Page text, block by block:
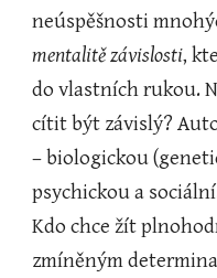
mentalitě závislosti,
do vlastních rukou.
cítit být závislý?
– biologickou
psychickou a
Kdo chce žít
zmíněným